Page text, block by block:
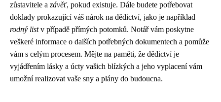
zůstavitele a závěť, pokud existuje. Dále budete potřebovat
doklady prokazující váš nárok na dědictví, jako je například
rodný listv případě přímých potomků. Notář vám poskytne
veškeré informace o dalších potřebných dokumentech a pomůže
vám s celým procesem. Mějte na paměti, že dědictví je
vyjádřením lásky a úcty vašich blízkých a jeho vyplacení vám
umožní realizovat vaše sny a plány do budoucna.